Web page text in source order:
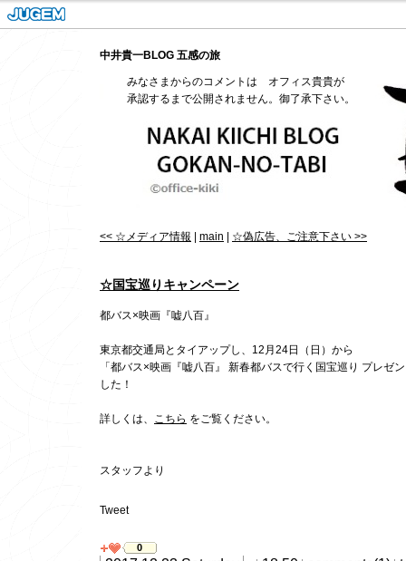
中井貴一BLOG 五感の旅
みなさまからのコメントは オフィス貴貴が
承認するまで公開されません。御了承下さい。
<< ☆メディア情報 main ☆偽広告、ご注意下さい >>
☆国宝巡りキャンペーン
都バス×映画『嘘八百』
東京都交通局とタイアップし、12月24日（日）から
「都バス×映画『嘘八百』 新春都バスで行く国宝巡り プレゼ
した！
詳しくは、 こちら をご覧ください。
スタッフより
Tweet
0